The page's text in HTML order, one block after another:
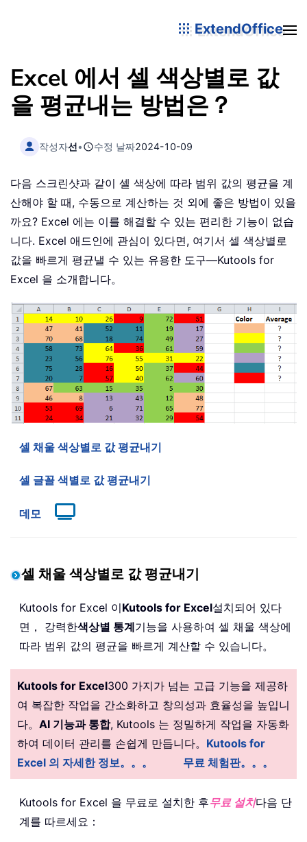
ExtendOffice
Excel 에서 셀 색상별로 값
을 평균내는 방법은？
작성자선• 수정 날짜2024-10-09
다음 스크린샷과 같이 셀 색상에 따라 범위 값의 평균을 계
산해야 할 때, 수동으로 계산하는 것 외에 좋은 방법이 있을
까요? Excel 에는 이를 해결할 수 있는 편리한 기능이 없습
니다. Excel 애드인에 관심이 있다면, 여기서 셀 색상별로
값을 빠르게 평균낼 수 있는 유용한 도구—Kutools for
Excel 을 소개합니다。
셀 채울 색상별로 값 평균내기
셀 글꼴 색별로 값 평균내기
데모
셀 채울 색상별로 값 평균내기
Kutools for Excel 이Kutools for Excel설치되어 있다
면， 강력한색상별 통계기능을 사용하여 셀 채울 색상에
따라 범위 값의 평균을 빠르게 계산할 수 있습니다。
Kutools for Excel300 가지가 넘는 고급 기능을 제공하
여 복잡한 작업을 간소화하고 창의성과 효율성을 높입니
다。 AI 기능과 통합, Kutools 는 정밀하게 작업을 자동화
하여 데이터 관리를 손쉽게 만듭니다。 Kutools for
Excel 의 자세한 정보。。。
무료 체험판。。。
Kutools for Excel 을 무료로 설치한 후무료 설치다음 단
계를 따르세요：